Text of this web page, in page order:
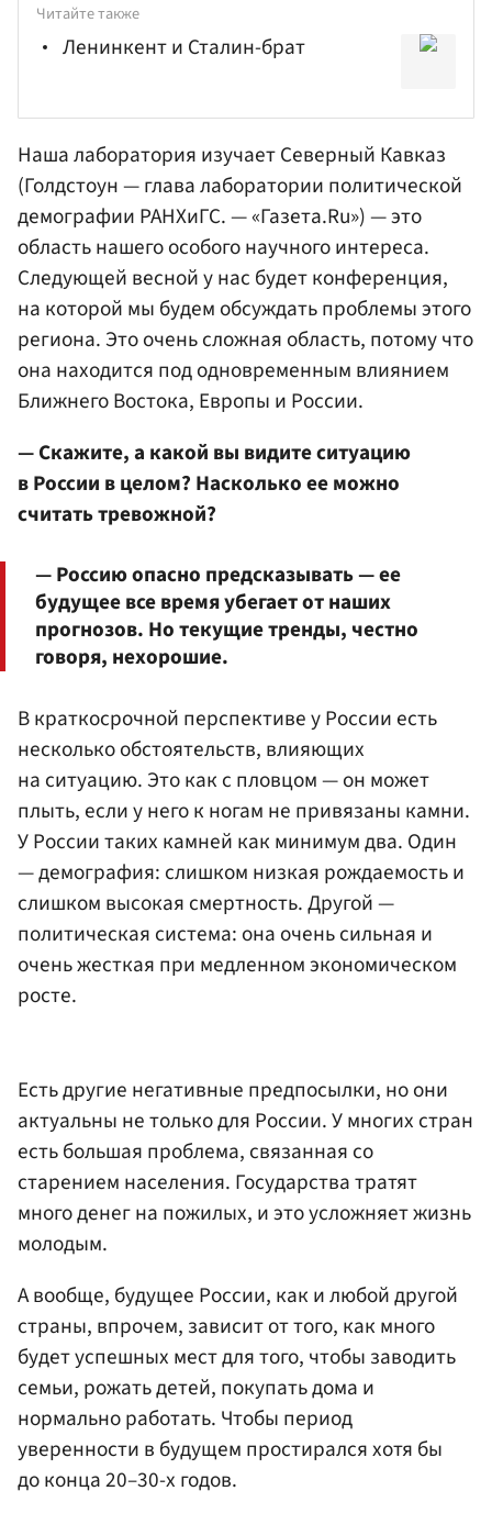
Читайте также
Ленинкент и Сталин-брат
Наша лаборатория изучает Северный Кавказ
(Голдстоун — глава лаборатории политической
демографии РАНХиГС. — «Газета.Ru») — это
область нашего особого научного интереса.
Следующей весной у нас будет конференция,
на которой мы будем обсуждать проблемы этого
региона. Это очень сложная область, потому что
она находится под одновременным влиянием
Ближнего Востока, Европы и России.
— Скажите, а какой вы видите ситуацию
в России в целом? Насколько ее можно
считать тревожной?
— Россию опасно предсказывать — ее
будущее все время убегает от наших
прогнозов. Но текущие тренды, честно
говоря, нехорошие.
В краткосрочной перспективе у России есть
несколько обстоятельств, влияющих
на ситуацию. Это как с пловцом — он может
плыть, если у него к ногам не привязаны камни.
У России таких камней как минимум два. Один
— демография: слишком низкая рождаемость и
слишком высокая смертность. Другой —
политическая система: она очень сильная и
очень жесткая при медленном экономическом
росте.
Есть другие негативные предпосылки, но они
актуальны не только для России. У многих стран
есть большая проблема, связанная со
старением населения. Государства тратят
много денег на пожилых, и это усложняет жизнь
молодым.
А вообще, будущее России, как и любой другой
страны, впрочем, зависит от того, как много
будет успешных мест для того, чтобы заводить
семьи, рожать детей, покупать дома и
нормально работать. Чтобы период
уверенности в будущем простирался хотя бы
до конца 20–30-х годов.